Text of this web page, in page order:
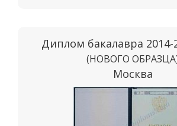
Диплом бакалавра 2014-
(НОВОГО
Москва